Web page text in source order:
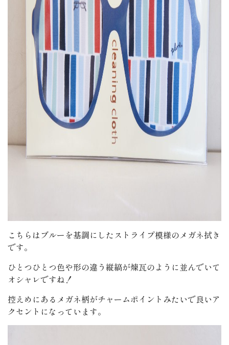
こちらはブルーを基調にしたストライプ模様のメガネ拭き
です。
ひとつひとつ色や形の違う縦縞が煉瓦のように並んでいて
オシャレですね！
控えめにあるメガネ柄がチャームポイントみたいで良いア
クセントになっています。